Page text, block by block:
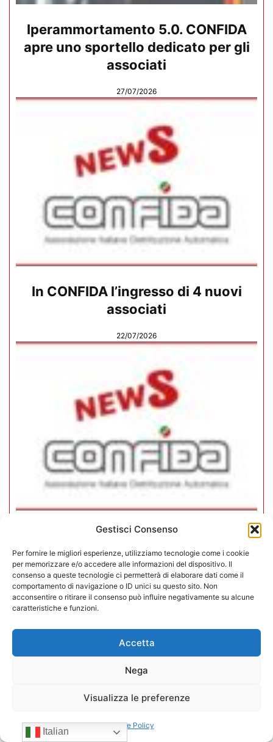
Gestisci Consenso
Per fornire le migliori esperienze, utilizziamo tecnologie come i cookie
per memorizzare e/o accedere alle informazioni del dispositivo. Il
consenso a queste tecnologie ci permetterà di elaborare dati come il
comportamento di navigazione o ID unici su questo sito. Non
acconsentire o ritirare il consenso può influire negativamente su alcune
caratteristiche e funzioni.
Accetta
Nega
Visualizza le preferenze
Cookie Policy
Iperammortamento 5.0. CONFIDA
apre uno sportello dedicato per gli
associati
27/07/2026
In CONFIDA l’ingresso di 4 nuovi
associati
22/07/2026
CONFIDA Servizi srl presenta il
nuovo Consiglio di Amministrazione
17/07/2026
Italian